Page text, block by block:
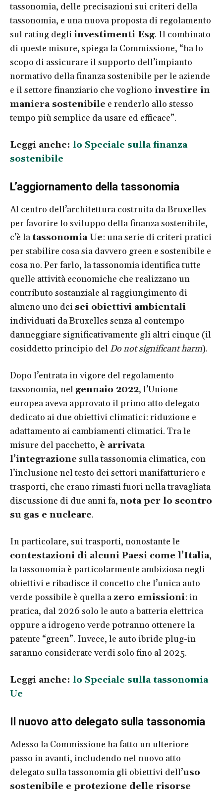
tassonomia, delle precisazioni sui criteri della
tassonomia, e una nuova proposta di regolamento
sul rating degliinvestimenti Esg. Il combinato
di queste misure, spiega la Commissione, “ha lo
scopo di assicurare il supporto dell’impianto
normativo della finanza sostenibile per le aziende
e il settore finanziario che vogliono investire in
maniera sostenibile e renderlo allo stesso
tempo più semplice da usare ed efficace”.
Leggi anche: lo Speciale sulla finanza
sostenibile
L’aggiornamento della tassonomia
Al centro dell’architettura costruita da Bruxelles
per favorire lo sviluppo della finanza sostenibile,
c’è la tassonomia Ue: una serie di criteri pratici
per stabilire cosa sia davvero green e sostenibile e
cosa no. Per farlo, la tassonomia identifica tutte
quelle attività economiche che realizzano un
contributo sostanziale al raggiungimento di
almeno uno dei sei obiettivi ambientali
individuati da Bruxelles senza al contempo
danneggiare significativamente gli altri cinque (il
cosiddetto principio del Do not significant harm).
Dopo l’entrata in vigore del regolamento
tassonomia, nel gennaio 2022, l’Unione
europea aveva approvato il primo atto delegato
dedicato ai due obiettivi climatici: riduzione e
adattamento ai cambiamenti climatici. Tra le
misure del pacchetto, è arrivata
l’integrazione sulla tassonomia climatica, con
l’inclusione nel testo dei settori manifatturiero e
trasporti, che erano rimasti fuori nella travagliata
discussione di due anni fa, nota per lo scontro
su gas e nucleare.
In particolare, sui trasporti, nonostante le
contestazioni di alcuni Paesi come l’Italia,
la tassonomia è particolarmente ambiziosa negli
obiettivi e ribadisce il concetto che l’unica auto
verde possibile è quella azero emissioni: in
pratica, dal 2026 solo le auto a batteria elettrica
oppure a idrogeno verde potranno ottenere la
patente “green”. Invece, le auto ibride plug-in
saranno considerate verdi solo fino al 2025.
Leggi anche: lo Speciale sulla tassonomia
Ue
Il nuovo atto delegato sulla tassonomia
Adesso la Commissione ha fatto un ulteriore
passo in avanti, includendo nel nuovo atto
delegato sulla tassonomia gli obiettivi dell’uso
sostenibile e protezione delle risorse